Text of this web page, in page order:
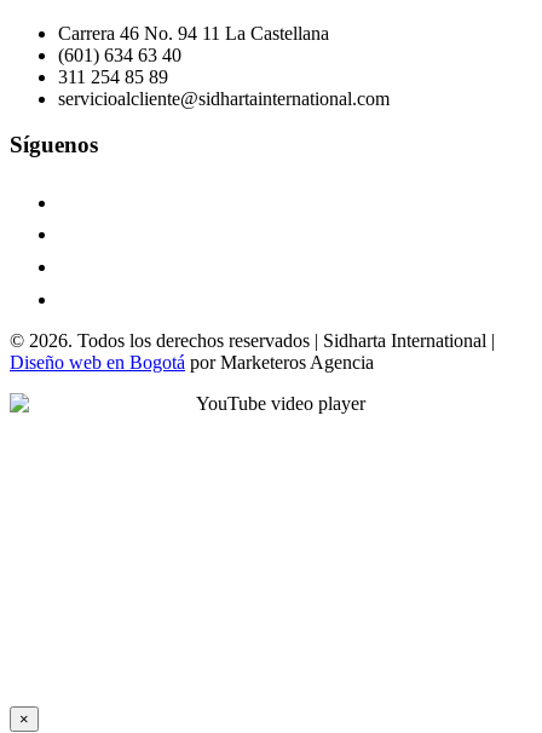
Carrera 46 No. 94 11 La Castellana
(601) 634 63 40
311 254 85 89
servicioalcliente@sidhartainternational.com
Síguenos
© 2026. Todos los derechos reservados | Sidharta International |
Diseño web en Bogotá por Marketeros Agencia
×